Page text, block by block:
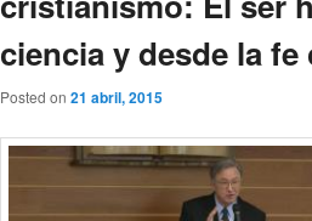
ciencia y desde la
Posted on 21 abril, 2015